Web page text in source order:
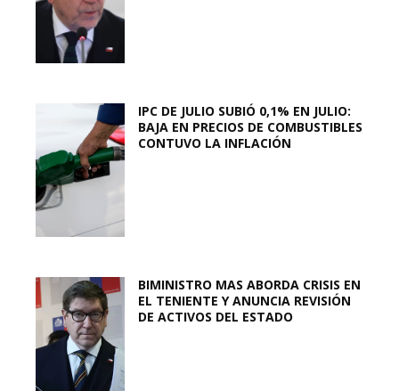
IPC DE JULIO SUBIÓ 0,1% EN JULIO:
BAJA EN PRECIOS DE COMBUSTIBLES
CONTUVO LA INFLACIÓN
BIMINISTRO MAS ABORDA CRISIS EN
EL TENIENTE Y ANUNCIA REVISIÓN
DE ACTIVOS DEL ESTADO